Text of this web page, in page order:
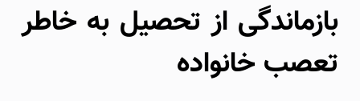
بازماندگی از تحصیل به خاطر
تعصب خانواده